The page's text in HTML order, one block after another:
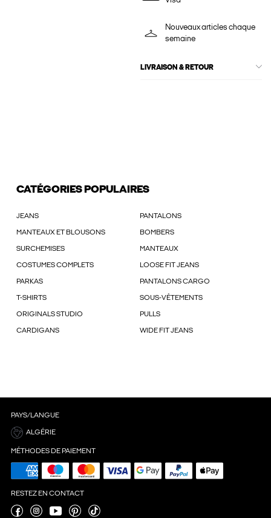
Nouveaux articles chaque
semaine
LIVRAISON & RETOUR
CATÉGORIES POPULAIRES
JEANS PANTALONS
MANTEAUX ET BLOUSONS BOMBERS
SURCHEMISES MANTEAUX
COSTUMES COMPLETS LOOSE FIT JEANS
PARKAS PANTALONS CARGO
T-SHIRTS SOUS-VÊTEMENTS
ORIGINALS STUDIO PULLS
CARDIGANS WIDE FIT JEANS
PAYS/LANGUE
ALGÉRIE
MÉTHODES DE PAIEMENT
RESTEZ EN CONTACT